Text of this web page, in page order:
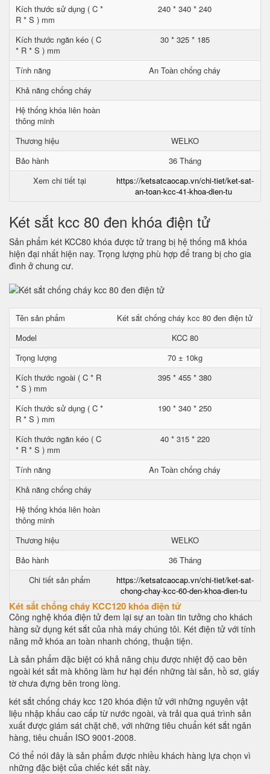
Kích thước sử dụng ( C *
R * S ) mm
240 * 340 * 240
Kích thước ngăn kéo ( C
* R * S ) mm
30 * 325 * 185
Tính năng
An Toàn chống cháy
Khả năng chống cháy
Hệ thống khóa liên hoàn
thông minh
Thương hiệu
WELKO
Bảo hành
36 Tháng
Xem chi tiết tại
https://ketsatcaocap.vn/chi-tiet/ket-sat-
an-toan-kcc-41-khoa-dien-tu
Két sắt kcc 80 đen khóa điện tử
Sản phẩm két KCC80 khóa được tử trang bị hệ thống mã khóa
hiện đại nhất hiện nay. Trọng lượng phù hợp để trang bị cho gia
đình ở chung cư.
Tên sản phẩm
Két sắt chống cháy kcc 80 đen điện tử
Model
KCC 80
Trọng lượng
70 ± 10kg
Kích thước ngoài ( C * R
* S ) mm
395 * 455 * 380
Kích thước sử dụng ( C *
R * S ) mm
190 * 340 * 250
Kích thước ngăn kéo ( C
* R * S ) mm
40 * 315 * 220
Tính năng
An Toàn chống cháy
Khả năng chống cháy
Hệ thống khóa liên hoàn
thông minh
Thương hiệu
WELKO
Bảo hành
36 Tháng
Chi tiết sản phẩm
https://ketsatcaocap.vn/chi-tiet/ket-sat-
chong-chay-kcc-60-den-khoa-dien-tu
Két sắt chống cháy KCC120 khóa điện tử
Công nghệ khóa điện tử đem lại sự an toàn tin tưởng cho khách
hàng sử dụng két sắt của nhà máy chúng tôi. Két điện tử với tính
năng mở khóa an toàn nhanh chóng, thuận tiện.
Là sản phẩm đặc biệt có khả năng chịu được nhiệt độ cao bên
ngoài két sắt mà không làm hư hại đến những tài sản, hồ sơ, giấy
tờ chưa đựng bên trong lòng.
két sắt chống cháy kcc 120 khóa điện tử với những nguyên vật
liệu nhập khẩu cao cấp từ nước ngoài, và trải qua quá trình sản
xuất được giám sát chặt chẽ, với những tiêu chuẩn két sắt ngân
hàng, tiêu chuẩn ISO 9001-2008.
Có thể nói đây là sản phẩm được nhiều khách hàng lựa chọn vì
những đặc biệt của chiếc két sắt này.